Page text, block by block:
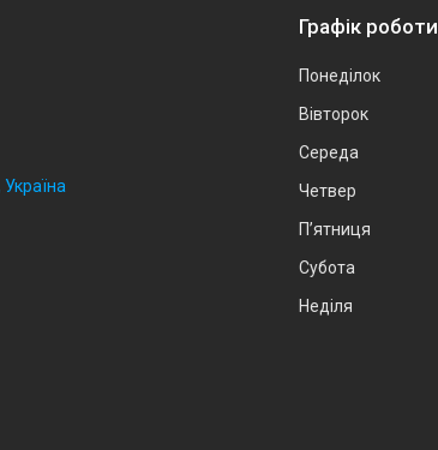
Графік роботи
Понеділок
Вівторок
Середа
Четвер
Пʼятниця
Субота
Неділя